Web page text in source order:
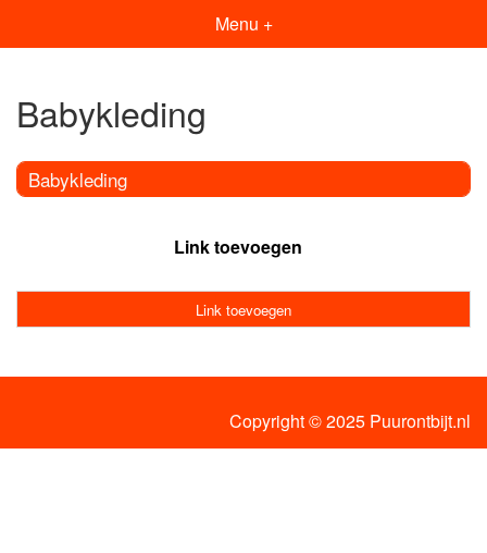
Menu +
Babykleding
Babykleding
Link toevoegen
Link toevoegen
Copyright © 2025 Puurontbijt.nl